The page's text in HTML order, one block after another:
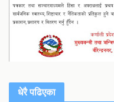
धेरै पढिएका